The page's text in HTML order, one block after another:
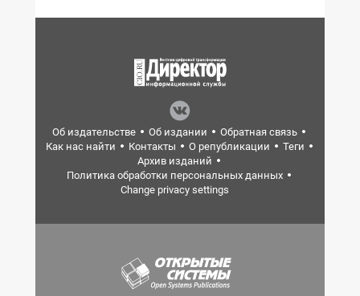
Об издательстве Об издании
Обратная связь
Как нас найти
Контакты О републикации
Теги
Архив изданий
Политика обработки персональных данных
Change privacy settings